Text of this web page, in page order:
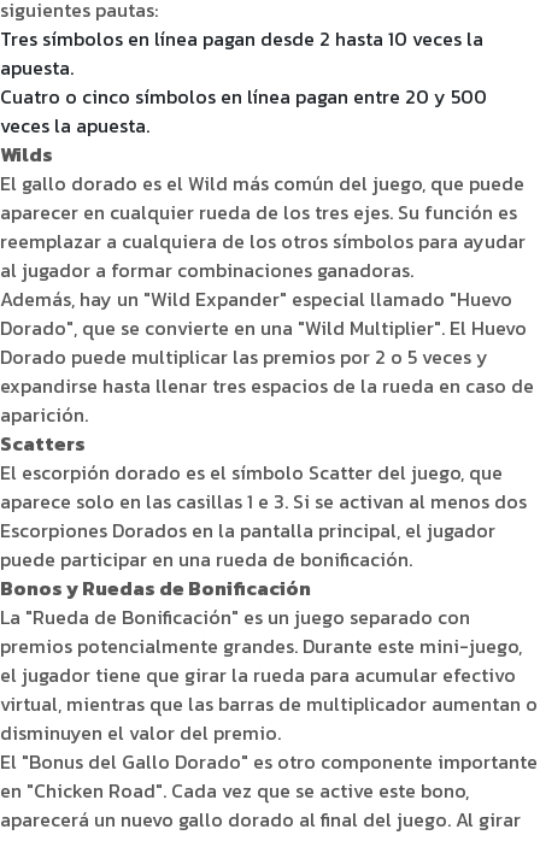
siguientes pautas:
Tres símbolos en línea pagan desde 2 hasta 10 veces la
apuesta.
Cuatro o cinco símbolos en línea pagan entre 20 y 500
veces la apuesta.
Wilds
El gallo dorado es el Wild más común del juego, que puede
aparecer en cualquier rueda de los tres ejes. Su función es
reemplazar a cualquiera de los otros símbolos para ayudar
al jugador a formar combinaciones ganadoras.
Además, hay un "Wild Expander" especial llamado "Huevo
Dorado", que se convierte en una "Wild Multiplier". El Huevo
Dorado puede multiplicar las premios por 2 o 5 veces y
expandirse hasta llenar tres espacios de la rueda en caso de
aparición.
Scatters
El escorpión dorado es el símbolo Scatter del juego, que
aparece solo en las casillas 1 e 3. Si se activan al menos dos
Escorpiones Dorados en la pantalla principal, el jugador
puede participar en una rueda de bonificación.
Bonos y Ruedas de Bonificación
La "Rueda de Bonificación" es un juego separado con
premios potencialmente grandes. Durante este mini-juego,
el jugador tiene que girar la rueda para acumular efectivo
virtual, mientras que las barras de multiplicador aumentan o
disminuyen el valor del premio.
El "Bonus del Gallo Dorado" es otro componente importante
en "Chicken Road". Cada vez que se active este bono,
aparecerá un nuevo gallo dorado al final del juego. Al girar